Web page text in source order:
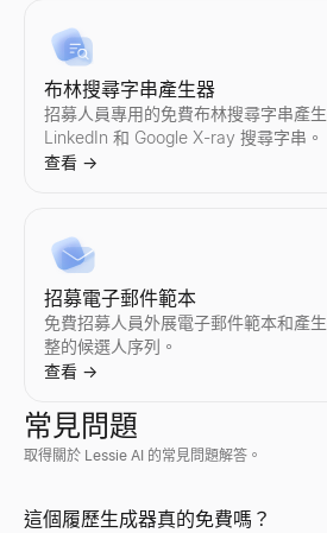
免費的推銷電話工具
產生「0」銷售的個人化推銷腳本。免
查看→
布林搜尋字串產生器
招募人員專用的免費布林搜尋字串產
LinkedIn 和 Google X-ray 搜尋字串。
查看 →
招募電子郵件範本
免費招募人員外展電子郵件範本和產
整的候選人序列。
查看 →
透過任何公開使用者 ID 預覽 Discord
常見問題
取得關於 Lessie AI 的常見問題解答。
這個履歷生成器真的免費嗎？